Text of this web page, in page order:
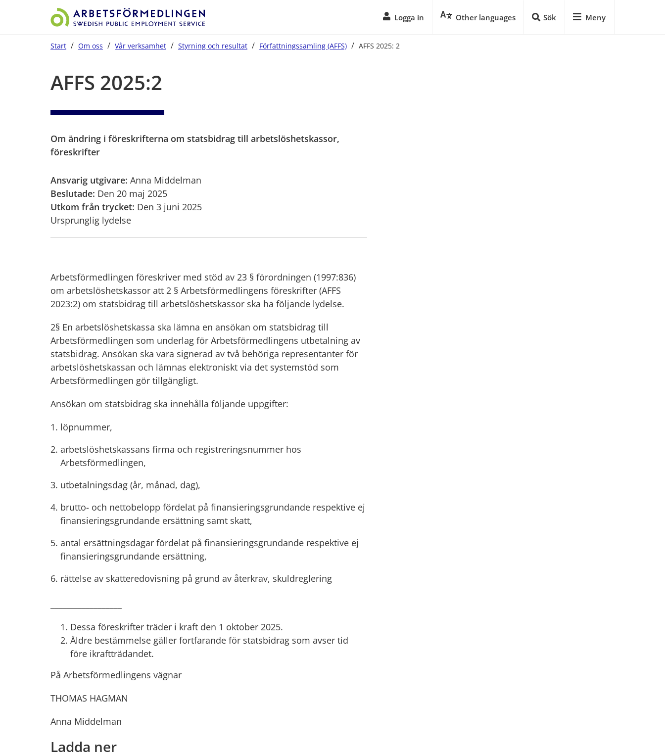
Logga in Other languages Sök Meny
Start / Om oss / Vår verksamhet / Styrning och resultat / Författningssamling (AFFS) / AFFS 2025: 2
AFFS 2025:2
Om ändring i föreskrifterna om statsbidrag till arbetslöshetskassor,
föreskrifter
Ansvarig utgivare: Anna Middelman
Beslutade: Den 20 maj 2025
Utkom från trycket: Den 3 juni 2025
Ursprunglig lydelse
Arbetsförmedlingen föreskriver med stöd av 23 § förordningen (1997:836)
om arbetslöshetskassor att 2 § Arbetsförmedlingens föreskrifter (AFFS
2023:2) om statsbidrag till arbetslöshetskassor ska ha följande lydelse.
2§ En arbetslöshetskassa ska lämna en ansökan om statsbidrag till
Arbetsförmedlingen som underlag för Arbetsförmedlingens utbetalning av
statsbidrag. Ansökan ska vara signerad av två behöriga representanter för
arbetslöshetskassan och lämnas elektroniskt via det systemstöd som
Arbetsförmedlingen gör tillgängligt.
Ansökan om statsbidrag ska innehålla följande uppgifter:
löpnummer,
arbetslöshetskassans firma och registreringsnummer hos
Arbetsförmedlingen,
utbetalningsdag (år, månad, dag),
brutto- och nettobelopp fördelat på finansieringsgrundande respektive ej
finansieringsgrundande ersättning samt skatt,
antal ersättningsdagar fördelat på finansieringsgrundande respektive ej
finansieringsgrundande ersättning,
rättelse av skatteredovisning på grund av återkrav, skuldreglering
Dessa föreskrifter träder i kraft den 1 oktober 2025.
Äldre bestämmelse gäller fortfarande för statsbidrag som avser tid
före ikraftträdandet.
På Arbetsförmedlingens vägnar
THOMAS HAGMAN
Anna Middelman
Ladda ner